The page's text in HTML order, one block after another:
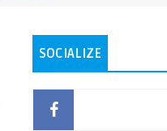
SOCIALIZE